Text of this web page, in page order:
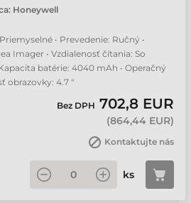
Honeywell
• Prevedenie: Ručný •
Imager • Vzdialenosť čítania: So
batérie: 4040 mAh • Operačný
obrazovky: 4.7 "
Bez DPH 702,8 EUR
(864,44 EUR)
Kontaktujte nás
ks